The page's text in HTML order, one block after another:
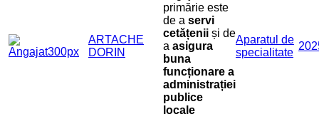
ARTACHE
DORIN
primărie este
de a servi
cetățenii și de
a asigura
buna
funcționare a
administrației
publice
locale
Aparatul de
specialitate